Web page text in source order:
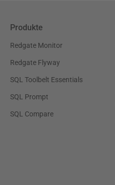
Produkte
Redgate Monitor
Redgate Flyway
SQL Toolbelt Essentials
SQL Prompt
SQL Compare